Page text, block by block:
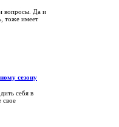
вопросы. Да и
тоже имеет
сезону
себя в
свое